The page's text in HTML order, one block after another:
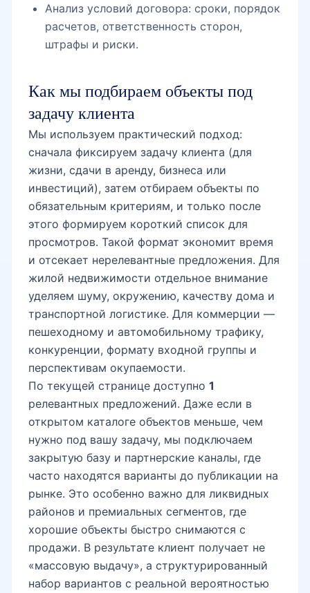
Узэкспоцентр
Универсам Юнусабад
Минор мечеть
Ташкентленд
проспект Амира Темура
Анализ условий договора: сроки, порядок
расчетов, ответственность сторон,
штрафы и риски.
Как мы подбираем объекты под
задачу клиента
Мы используем практический подход:
сначала фиксируем задачу клиента (для
жизни, сдачи в аренду, бизнеса или
инвестиций), затем отбираем объекты по
обязательным критериям, и только после
этого формируем короткий список для
просмотров. Такой формат экономит время
и отсекает нерелевантные предложения. Для
жилой недвижимости отдельное внимание
уделяем шуму, окружению, качеству дома и
транспортной логистике. Для коммерции —
пешеходному и автомобильному трафику,
конкуренции, формату входной группы и
перспективам окупаемости.
По текущей странице доступно 1
релевантных предложений. Даже если в
открытом каталоге объектов меньше, чем
нужно под вашу задачу, мы подключаем
закрытую базу и партнерские каналы, где
часто находятся варианты до публикации на
рынке. Это особенно важно для ликвидных
районов и премиальных сегментов, где
хорошие объекты быстро снимаются с
продажи. В результате клиент получает не
«массовую выдачу», а структурированный
набор вариантов с реальной вероятностью